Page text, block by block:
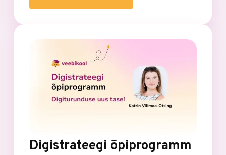
Digistrateegi õpiprogramm